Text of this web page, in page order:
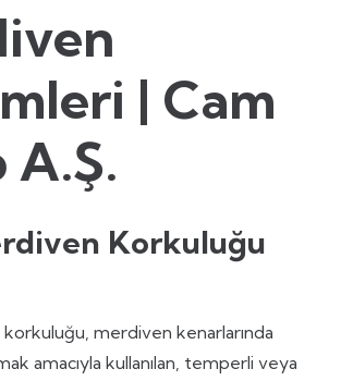
| Cam
A.Ş.
Korkuluğu
merdiven kenarlarında
amacıyla kullanılan, temperli veya